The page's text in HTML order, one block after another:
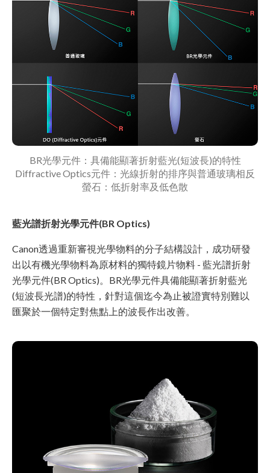
BR光學元件：具備能顯著折射藍光(短波長)的特性
Diffractive Optics元件：光線折射的排序與普通玻璃相反
螢石：低折射率及低色散
藍光譜折射光學元件(BR Optics)
Canon透過重新審視光學物料的分子結構設計，成功研發
出以有機光學物料為原材料的獨特鏡片物料 - 藍光譜折射
光學元件(BR Optics)。BR光學元件具備能顯著折射藍光
(短波長光譜)的特性，針對這個迄今為止被證實特別難以
匯聚於一個特定對焦點上的波長作出改善。